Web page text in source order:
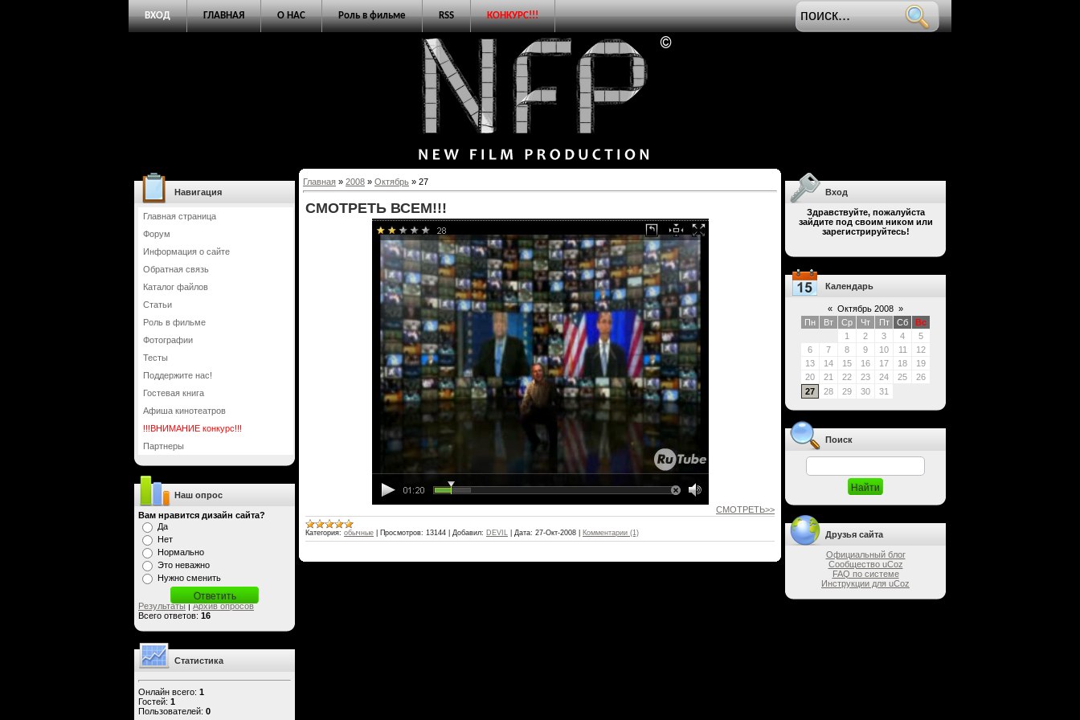
ВХОД ГЛАВНАЯ О НАС Роль в фильме RSS КОНКУРС!!!
Навигация
Главная страница
Форум
Информация о сайте
Обратная связь
Каталог файлов
Статьи
Роль в фильме
Фотографии
Тесты
Поддержите нас!
Гостевая книга
Афиша кинотеатров
!!!ВНИМАНИЕ конкурс!!!
Партнеры
Наш опрос
Вам нравится дизайн сайта?
Да
Нет
Нормально
Это неважно
Нужно сменить
Результаты|Архив опросов
Всего ответов: 16
Статистика
Онлайн всего: 1
Гостей: 1
Пользователей: 0
Главная » 2008 » Октябрь » 27
СМОТРЕТЬ ВСЕМ!!!
СМОТРЕТЬ>>
Категория: обычные Просмотров: 13144 Добавил: DEVIL Дата: 27-Окт-2008 Комментарии (1)
Вход
Здравствуйте, пожалуйста
зайдите под своим ником или
зарегистрируйтесь!
Календарь
« Октябрь 2008 »
Пн
Вт Ср Чт Пт Сб
Вс
1
2 3 4
5
6
7 8 9 10 11
12
13
14 15 16 17 18
19
20
21 22 23 24 25
26
27
28 29 30 31
Поиск
Друзья сайта
Официальный блог
Сообщество uCoz
FAQ по системе
Инструкции для uCoz